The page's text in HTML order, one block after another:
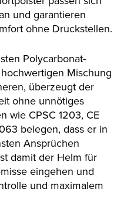
und garantieren
ohne Druckstellen.
Polycarbonat-
Mischung
überzeugt der
ohne unnötiges
wie CPSC 1203, CE
belegen, dass er in
Ansprüchen
damit der Helm für
eingehen und
und maximalem